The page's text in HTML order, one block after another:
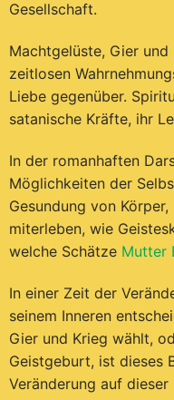
Gesellschaft.
Machtgelüste, Gier
zeitlosen
Liebe gegenüber.
satanische Kräfte, ihr
In der romanhaften
Möglichkeiten der
Gesundung von
miterleben, wie
welche Schätze Mutter
In einer Zeit der
seinem Inneren
Gier und Krieg wählt,
Geistgeburt, ist dieses
Veränderung auf dieser